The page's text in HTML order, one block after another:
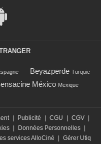
Beyazperde Turquie
México Mexique
Publicité CGU CGV
Données Personnelles
services AlloCiné Gérer Utiq